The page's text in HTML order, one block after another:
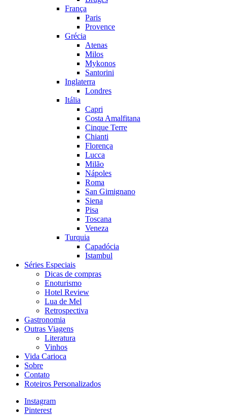
França
Paris
Provence
Grécia
Atenas
Milos
Mykonos
Santorini
Inglaterra
Londres
Itália
Capri
Costa Amalfitana
Cinque Terre
Chianti
Florença
Lucca
Milão
Nápoles
Roma
San Gimignano
Siena
Pisa
Toscana
Veneza
Turquia
Capadócia
Istambul
Séries Especiais
Dicas de compras
Enoturismo
Hotel Review
Lua de Mel
Retrospectiva
Gastronomia
Outras Viagens
Literatura
Vinhos
Vida Carioca
Sobre
Contato
Roteiros Personalizados
Instagram
Pinterest